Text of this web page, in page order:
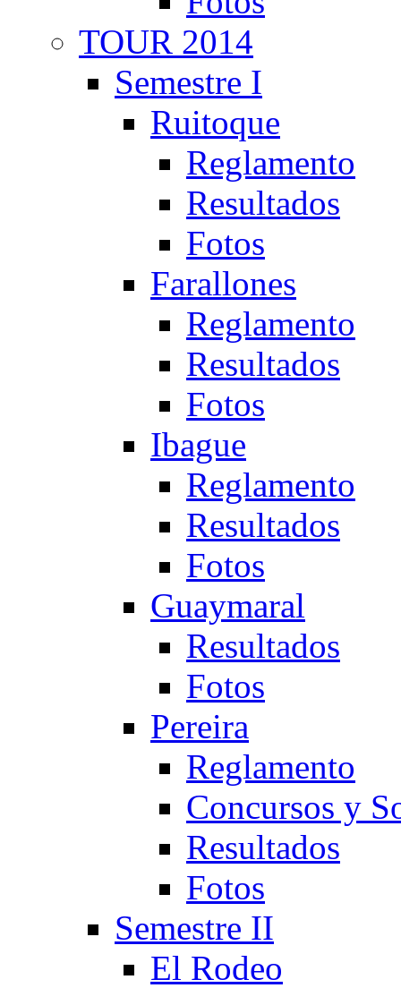
TOUR 2014
Semestre I
Ruitoque
Reglamento
Resultados
Fotos
Farallones
Reglamento
Resultados
Fotos
Ibague
Reglamento
Resultados
Fotos
Guaymaral
Resultados
Fotos
Pereira
Reglamento
Concursos y
Resultados
Fotos
Semestre II
El Rodeo